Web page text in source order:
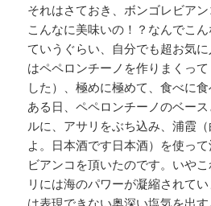
それはさておき、ボンゴレビア
こんなに美味いの！？なんでこ
ていうぐらい、自分でも超お気
はペペロンチーノを作りまくっ
した）、極めに極めて、食べに
ある日、ペペロンチーノのベー
ルに、アサリをぶち込み、浦霞
よ。日本酒です日本酒）を使っ
ビアンコを頂いたのです。いや
リには海のパワーが凝縮されて